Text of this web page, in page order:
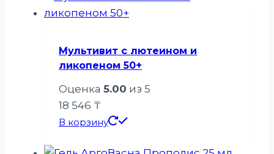
Мультивит с лютеином и
ликопеном 50+
Оценка 5.00 из 5
18 546 ₸
В корзину